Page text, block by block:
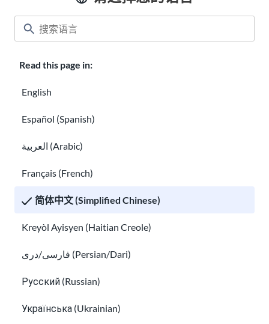
Read this page in:
English
Español (Spanish)
العربية (Arabic)
Français (French)
简体中文 (Simplified Chinese)
Kreyòl Ayisyen (Haitian Creole)
فارسی/دری (Persian/Dari)
Русский (Russian)
Українська (Ukrainian)
(TPS
Ukr
) 的
人来
TPS
aine
的有
至
10
19
日。